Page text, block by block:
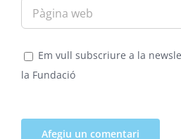
Em vull subscriure a la
la Fundació